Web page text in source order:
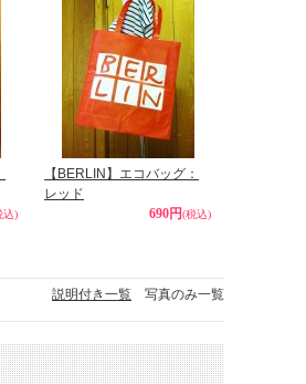
込)
【BERLIN】エコバッグ：
レッド
690円(税込)
説明付き一覧 写真のみ一覧